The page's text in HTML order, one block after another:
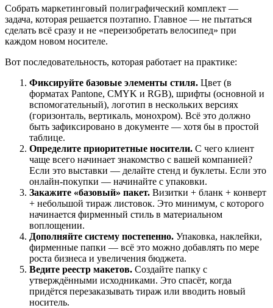
Собрать маркетинговый полиграфический комплект —
задача, которая решается поэтапно. Главное — не пытаться
сделать всё сразу и не «переизобретать велосипед» при
каждом новом носителе.
Вот последовательность, которая работает на практике:
Фиксируйте базовые элементы стиля. Цвет (в
форматах Pantone, CMYK и RGB), шрифты (основной и
вспомогательный), логотип в нескольких версиях
(горизонталь, вертикаль, монохром). Всё это должно
быть зафиксировано в документе — хотя бы в простой
таблице.
Определите приоритетные носители. С чего клиент
чаще всего начинает знакомство с вашей компанией?
Если это выставки — делайте стенд и буклеты. Если это
онлайн-покупки — начинайте с упаковки.
Закажите «базовый» пакет. Визитки + бланк + конверт
+ небольшой тираж листовок. Это минимум, с которого
начинается фирменный стиль в материальном
воплощении.
Дополняйте систему постепенно. Упаковка, наклейки,
фирменные папки — всё это можно добавлять по мере
роста бизнеса и увеличения бюджета.
Ведите реестр макетов. Создайте папку с
утверждёнными исходниками. Это спасёт, когда
придётся перезаказывать тираж или вводить новый
носитель.